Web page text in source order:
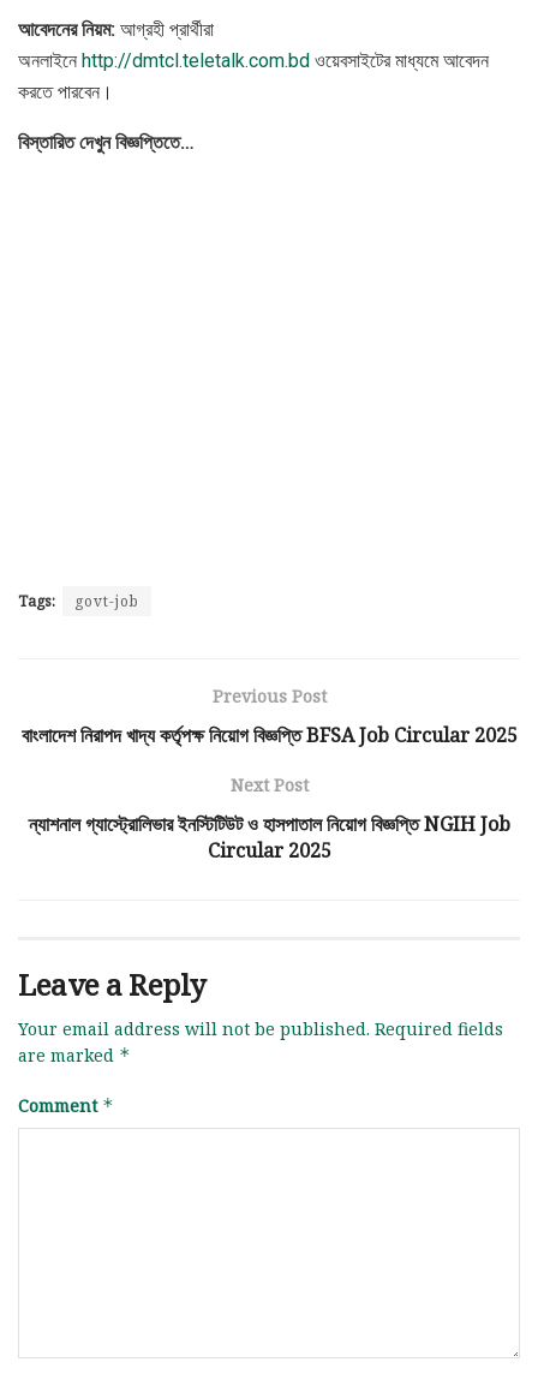
আবেদনের নিয়ম: আগ্রহী প্রার্থীরা
অনলাইনে http://dmtcl.teletalk.com.bd ওয়েবসাইটের মাধ্যমে আবেদন
করতে পারবেন।
বিস্তারিত দেখুন বিজ্ঞপ্তিতে…
Tags: govt-job
Previous Post
বাংলাদেশ নিরাপদ খাদ্য কর্তৃপক্ষ নিয়োগ বিজ্ঞপ্তি BFSA Job Circular 2025
Next Post
ন্যাশনাল গ্যাস্ট্রোলিভার ইনস্টিটিউট ও হাসপাতাল নিয়োগ বিজ্ঞপ্তি NGIH Job
Circular 2025
Leave a Reply
Your email address will not be published. Required fields
are marked *
Comment *